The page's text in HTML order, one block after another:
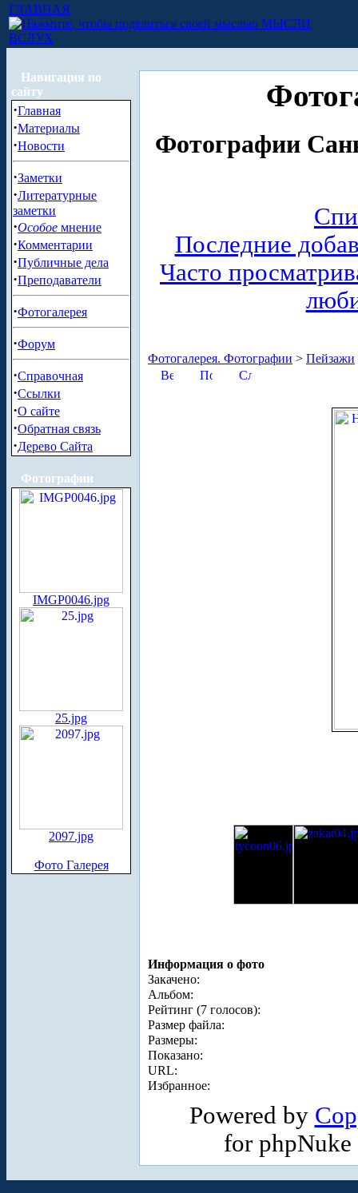
ГЛАВНАЯ
МЫСЛИ
ВСЛУХ
Навигация по
сайту
·Главная
·Материалы
·Новости
·Заметки
·Литературные
заметки
·Особое мнение
·Комментарии
·Публичные дела
·Преподаватели
·Фотогалерея
·Форум
·Справочная
·Ссылки
·О сайте
·Обратная связь
·Дерево Сайта
Фотографии
IMGP0046.jpg
25.jpg
2097.jpg
Фото Галерея
Фотографии
Последние
Часто
Фотогалерея. Фотографии > Пейзажи
Информация о фото
Закачено:
Альбом:
Рейтинг (7 голосов):
Размер файла:
Размеры:
Показано:
URL:
Избранное:
Powered by
for